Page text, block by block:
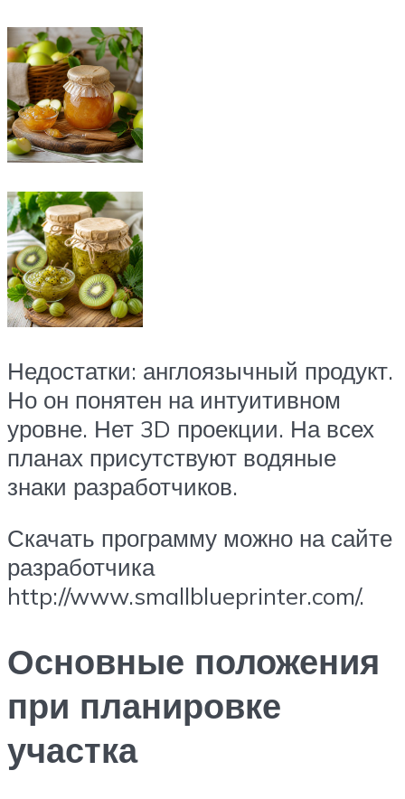
Недостатки: англоязычный продукт.
Но он понятен на интуитивном
уровне. Нет 3D проекции. На всех
планах присутствуют водяные
знаки разработчиков.
Скачать программу можно на сайте
разработчика
http://www.smallblueprinter.com/.
Основные положения
при планировке
участка